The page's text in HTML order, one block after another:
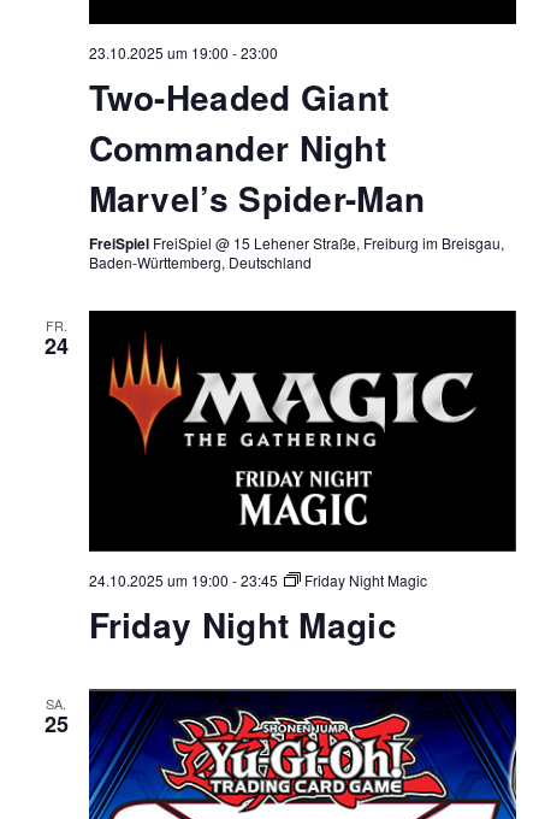
23.10.2025 um 19:00 -23:00
Two-Headed Giant
Commander Night
Marvel’s Spider-Man
FreiSpiel FreiSpiel @ 15 Lehener Straße, Freiburg im Breisgau,
Baden-Württemberg, Deutschland
FR.
24
24.10.2025 um 19:00 -23:45 Friday Night Magic
Friday Night Magic
SA.
25